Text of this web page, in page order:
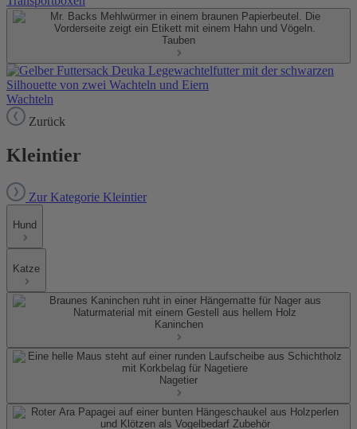
Tauben
Wachteln
Zurück
Kleintier
Zur Kategorie Kleintier
Hund
Katze
Kaninchen
Nagetier